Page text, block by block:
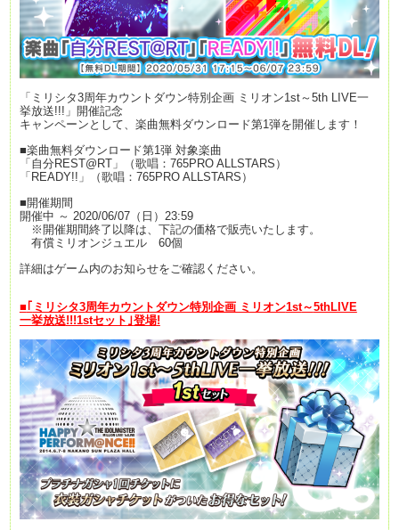
「ミリシタ3周年カウントダウン特別企画 ミリオン1st～5th LIVE一
挙放送!!!」開催記念
キャンペーンとして、楽曲無料ダウンロード第1弾を開催します！
■楽曲無料ダウンロード第1弾 対象楽曲
「自分REST@RT」（歌唱：765PRO ALLSTARS）
「READY!!」（歌唱：765PRO ALLSTARS）
■開催期間
開催中 ～ 2020/06/07（日）23:59
※開催期間終了以降は、下記の価格で販売いたします。
有償ミリオンジュエル 60個
詳細はゲーム内のお知らせをご確認ください。
■ ミリシタ3周年カウントダウン特別企画 ミリオン1st～5thLIVE
一挙放送!!!1stセット ｣登場!